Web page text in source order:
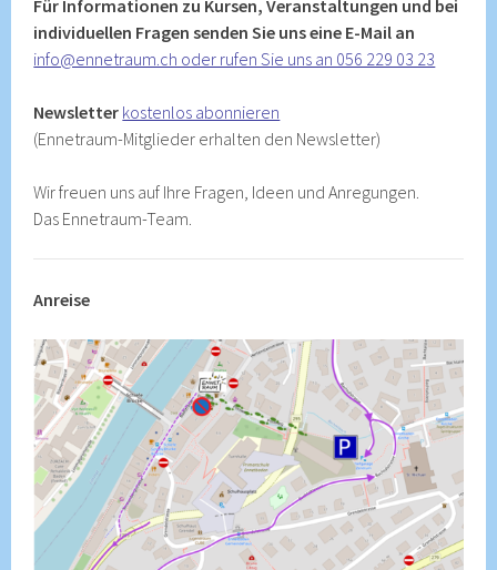
Für Informationen zu Kursen, Veranstaltungen und bei
individuellen Fragen senden Sie uns eine E-Mail an
info@ennetraum.ch oder rufen Sie uns an 056 229 03 23
Newsletter kostenlos abonnieren
(Ennetraum-Mitglieder erhalten den Newsletter)
Wir freuen uns auf Ihre Fragen, Ideen und Anregungen.
Das Ennetraum-Team.
Anreise